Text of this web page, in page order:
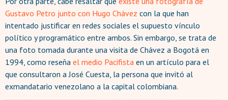
Gustavo Petro junto con Hugo Chávez con la que han
intentado justificar en redes sociales el supuesto vínculo
político y programático entre ambos. Sin embargo, se trata de
una foto tomada durante una visita de Chávez a Bogotá en
1994, como reseña el medio Pacifista en un artículo para el
que consultaron a José Cuesta, la persona que invitó al
exmandatario venezolano a la capital colombiana.